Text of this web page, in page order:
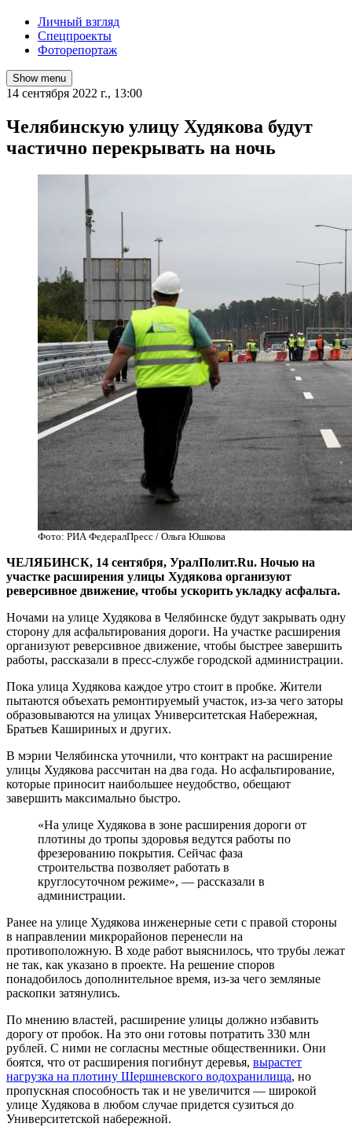
Личный взгляд
Спецпроекты
Фоторепортаж
Show menu
14 сентября 2022 г., 13:00
Челябинскую улицу Худякова будут
частично перекрывать на ночь
Фото: РИА ФедералПресс / Ольга Юшкова
ЧЕЛЯБИНСК, 14 сентября, УралПолит.Ru. Ночью на
участке расширения улицы Худякова организуют
реверсивное движение, чтобы ускорить укладку асфальта.
Ночами на улице Худякова в Челябинске будут закрывать одну
сторону для асфальтирования дороги. На участке расширения
организуют реверсивное движение, чтобы быстрее завершить
работы, рассказали в пресс-службе городской администрации.
Пока улица Худякова каждое утро стоит в пробке. Жители
пытаются объехать ремонтируемый участок, из-за чего заторы
образовываются на улицах Университетская Набережная,
Братьев Кашириных и других.
В мэрии Челябинска уточнили, что контракт на расширение
улицы Худякова рассчитан на два года. Но асфальтирование,
которые приносит наибольшее неудобство, обещают
завершить максимально быстро.
«На улице Худякова в зоне расширения дороги от
плотины до тропы здоровья ведутся работы по
фрезерованию покрытия. Сейчас фаза
строительства позволяет работать в
круглосуточном режиме», — рассказали в
администрации.
Ранее на улице Худякова инженерные сети с правой стороны
в направлении микрорайонов перенесли на
противоположную. В ходе работ выяснилось, что трубы лежат
не так, как указано в проекте. На решение споров
понадобилось дополнительное время, из-за чего земляные
раскопки затянулись.
По мнению властей, расширение улицы должно избавить
дорогу от пробок. На это они готовы потратить 330 млн
рублей. С ними не согласны местные общественники. Они
боятся, что от расширения погибнут деревья, вырастет
нагрузка на плотину Шершневского водохранилища, но
пропускная способность так и не увеличится — широкой
улице Худякова в любом случае придется сузиться до
Университетской набережной.